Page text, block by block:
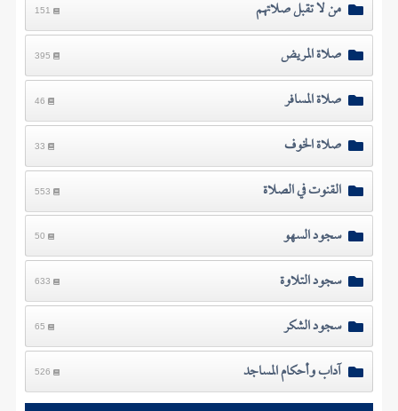
من لا تقبل صلاتهم 151
صلاة المريض 395
صلاة المسافر 46
صلاة الخوف 33
القنوت في الصلاة 553
سجود السهو 50
سجود التلاوة 633
سجود الشكر 65
آداب وأحكام المساجد 526